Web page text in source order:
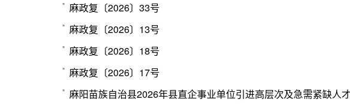
麻政复〔2026〕33号
麻政复〔2026〕13号
麻政复〔2026〕18号
麻政复〔2026〕17号